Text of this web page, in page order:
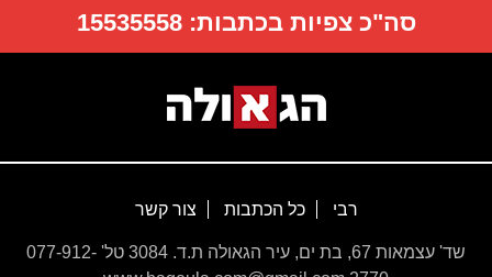
סה"כ צפיות בכתבות:15535558
רבי כל הכתבות צור קשר
שד' עצמאות 67, בת ים, עיר הגאולה ת.ד. 3084 טל' 077-912-